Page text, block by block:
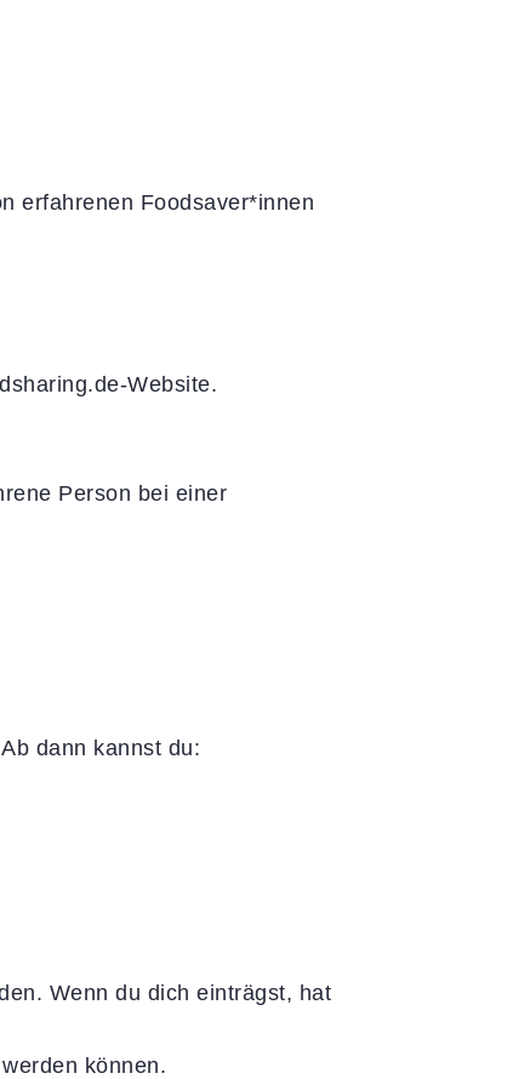
erfahrenen Foodsaver*innen
Website.
Person bei einer
dann kannst du:
Wenn du dich einträgst, hat
können.